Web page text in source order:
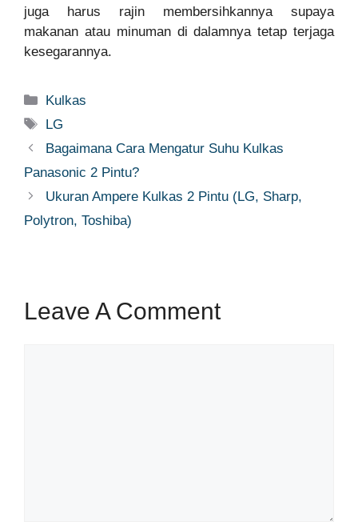
juga harus rajin membersihkannya supaya
makanan atau minuman di dalamnya tetap terjaga
kesegarannya.
Categories
Kulkas
Tags
LG
Bagaimana Cara Mengatur Suhu Kulkas
Panasonic 2 Pintu?
Ukuran Ampere Kulkas 2 Pintu (LG, Sharp,
Polytron, Toshiba)
Leave A Comment